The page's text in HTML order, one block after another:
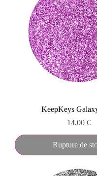
KeepKeys
Prix
14,00 €
Rupture de